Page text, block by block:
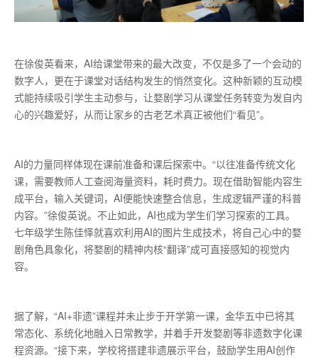
在徐俊英看来，AI给课堂带来的最大改变，不仅是多了一个会动的
数字人，更在于课堂对话结构发生的悄然变化。这种新颖的互动模
式能持续吸引学生主动参与，让婺剧学习从课堂任务转变为发自内
心的兴趣爱好，从而让家乡的古老艺术真正被他们“看见”。
AI的力量同样体现在课前准备和课后探索中。“以往准备传统文化
课，需要教师人工查阅海量资料，耗时费力。现在借助智能内容生
成平台，输入关键词，AI便能快速整合信息，生成逻辑严谨的科普
内容。”徐俊英说。不止如此，AI也成为学生们学习探索的工具。
七年级学生陈佳怿就喜欢利用AI的图片生成技术，将自己心中的婺
剧角色具象化，将婺剧的精神内核“翻译”成可直接感知的视觉内
容。
据了解，“AI+非遗”课程并未止步于开学第一课，金华五中已将其
常态化、系统化地融入日常教学，并着手开发婺剧等非遗数字化课
程资源。“接下来，学校将搭建非遗展示平台，鼓励学生用AI创作